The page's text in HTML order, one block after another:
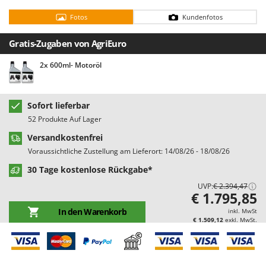
Bodenreinigungsmaschinen
Brutmaschinen Inkubatoren
Bürsten für den Außenbereich
D Dampfreiniger und Dampfbesen
E
Einachsschlepper
Elektrische Tauchpumpen
Erdbohrer
Erntenetze für Obst und Oliven
F
Feder Grubber
Feldspritzen für Pflanzenschutz
Fensterreiniger
Barbieri
Batavia
Benassi
Beper
Berkel
Bertolini Pumps
Besser Vacuum
Bestway
Beta tools
Black & Decker
BlackStone
Blue Bird
Fotos Kundenfotos
Gratis-Zugaben von AgriEuro
2x 600ml- Motoröl
Sofort lieferbar
52 Produkte Auf Lager
Versandkostenfrei
Voraussichtliche Zustellung am Lieferort: 14/08/26 - 18/08/26
30 Tage kostenlose Rückgabe*
UVP:€ 2.394,47
In den Warenkorb
€ 1.795,85
inkl. MwSt
€ 1.509,12 exkl. MwSt.